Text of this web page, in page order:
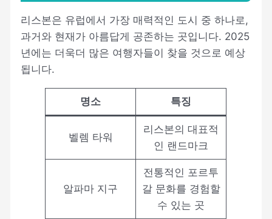
리스본은 유럽에서 가장 매력적인 도시 중 하나로,
과거와 현재가 아름답게 공존하는 곳입니다. 2025
년에는 더욱더 많은 여행자들이 찾을 것으로 예상
됩니다.
명소 특징
벨렘 타워
리스본의 대표적
인 랜드마크
알파마 지구
전통적인 포르투
갈 문화를 경험할
수 있는 곳